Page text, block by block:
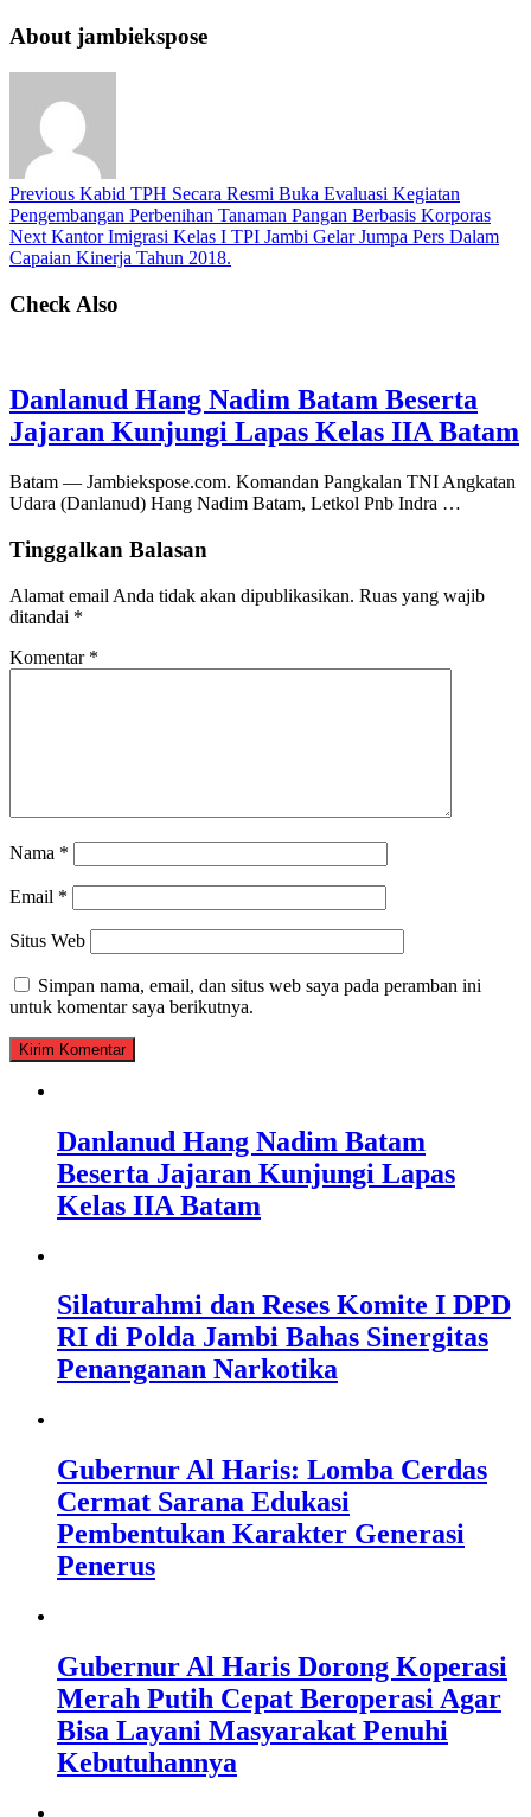
About jambiekspose
Previous Kabid TPH Secara Resmi Buka Evaluasi Kegiatan
Pengembangan Perbenihan Tanaman Pangan Berbasis Korporas
Next Kantor Imigrasi Kelas I TPI Jambi Gelar Jumpa Pers Dalam
Capaian Kinerja Tahun 2018.
Check Also
Danlanud Hang Nadim Batam Beserta
Jajaran Kunjungi Lapas Kelas IIA Batam
Batam — Jambiekspose.com. Komandan Pangkalan TNI Angkatan
Udara (Danlanud) Hang Nadim Batam, Letkol Pnb Indra …
Tinggalkan Balasan
Alamat email Anda tidak akan dipublikasikan. Ruas yang wajib
ditandai *
Komentar *
Nama *
Email *
Situs Web
Simpan nama, email, dan situs web saya pada peramban ini
untuk komentar saya berikutnya.
Danlanud Hang Nadim Batam
Beserta Jajaran Kunjungi Lapas
Kelas IIA Batam
Silaturahmi dan Reses Komite I DPD
RI di Polda Jambi Bahas Sinergitas
Penanganan Narkotika
Gubernur Al Haris: Lomba Cerdas
Cermat Sarana Edukasi
Pembentukan Karakter Generasi
Penerus
Gubernur Al Haris Dorong Koperasi
Merah Putih Cepat Beroperasi Agar
Bisa Layani Masyarakat Penuhi
Kebutuhannya